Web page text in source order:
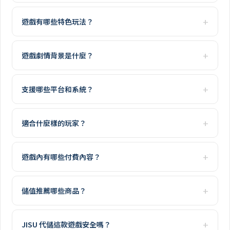
遊戲有哪些特色玩法？
遊戲劇情背景是什麼？
支援哪些平台和系統？
適合什麼樣的玩家？
遊戲內有哪些付費內容？
儲值推薦哪些商品？
JISU 代儲這款遊戲安全嗎？